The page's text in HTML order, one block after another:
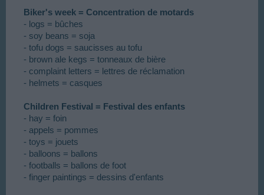
Biker's week = Concentration de motards
- logs = bûches
- soy beans = soja
- tofu dogs = saucisses au tofu
- brown ale kegs = tonneaux de bière
- complaint letters = lettres de réclamation
- helmets = casques
Children Festival = Festival des enfants
- hay = foin
- appels = pommes
- toys = jouets
- balloons = ballons
- footballs = ballons de foot
- finger paintings = dessins d'enfants